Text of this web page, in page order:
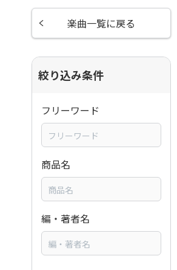
楽曲一覧に戻る
絞り込み条件
フリーワード
商品名
編・著者名